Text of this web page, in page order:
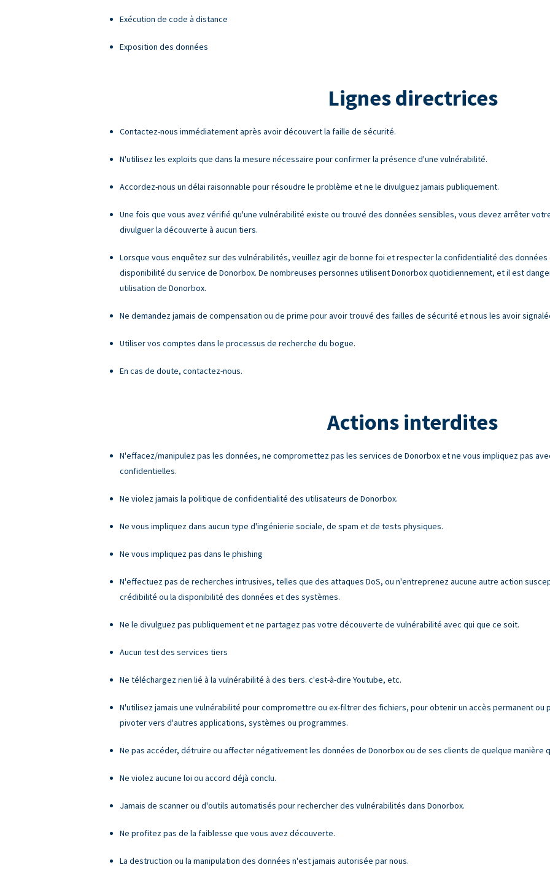
Exécution de code à distance
Exposition des données
Lignes directrices
Contactez-nous immédiatement après avoir découvert la faille de sécurité.
N'utilisez les exploits que dans la mesure nécessaire pour confirmer la présence d'une vulnérabilité.
Accordez-nous un délai raisonnable pour résoudre le problème et ne le divulguez jamais publiquement.
Une fois que vous avez vérifié qu'une vulnérabilité existe ou trouvé des données sensibles, vous devez arrêter
divulguer la découverte à aucun tiers.
Lorsque vous enquêtez sur des vulnérabilités, veuillez agir de bonne foi et respecter la confidentialité des
disponibilité du service de Donorbox. De nombreuses personnes utilisent Donorbox quotidiennement, et il est
utilisation de Donorbox.
Ne demandez jamais de compensation ou de prime pour avoir trouvé des failles de sécurité et nous les avoir
Utiliser vos comptes dans le processus de recherche du bogue.
En cas de doute, contactez-nous.
Actions interdites
N'effacez/manipulez pas les données, ne compromettez pas les services de Donorbox et ne vous impliquez pas
confidentielles.
Ne violez jamais la politique de confidentialité des utilisateurs de Donorbox.
Ne vous impliquez dans aucun type d'ingénierie sociale, de spam et de tests physiques.
Ne vous impliquez pas dans le phishing
N'effectuez pas de recherches intrusives, telles que des attaques DoS, ou n'entreprenez aucune autre action
crédibilité ou la disponibilité des données et des systèmes.
Ne le divulguez pas publiquement et ne partagez pas votre découverte de vulnérabilité avec qui que ce soit.
Aucun test des services tiers
Ne téléchargez rien lié à la vulnérabilité à des tiers. c'est-à-dire Youtube, etc.
N'utilisez jamais une vulnérabilité pour compromettre ou ex-filtrer des fichiers, pour obtenir un accès permanent ou
pivoter vers d'autres applications, systèmes ou programmes.
Ne pas accéder, détruire ou affecter négativement les données de Donorbox ou de ses clients de quelque manière
Ne violez aucune loi ou accord déjà conclu.
Jamais de scanner ou d'outils automatisés pour rechercher des vulnérabilités dans Donorbox.
Ne profitez pas de la faiblesse que vous avez découverte.
La destruction ou la manipulation des données n'est jamais autorisée par nous.